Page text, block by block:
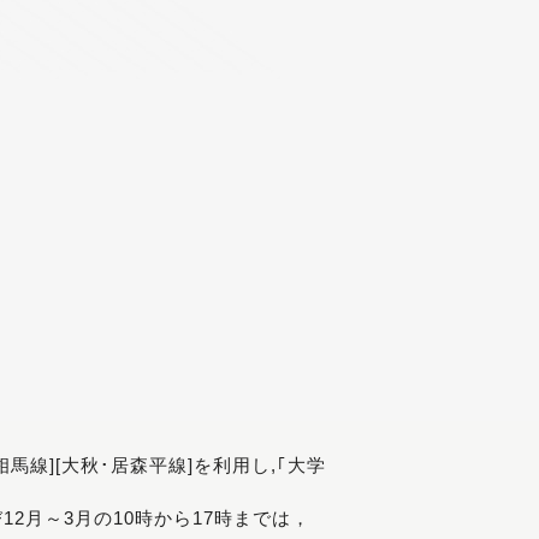
線][大秋･居森平線]を利用し,｢大学
月～3月の10時から17時までは，